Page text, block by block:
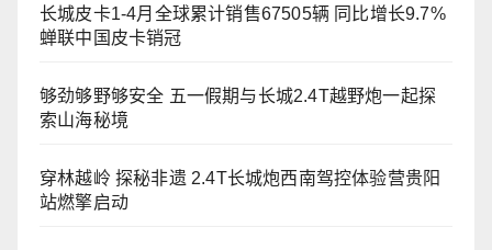
长城皮卡1-4月全球累计销售67505辆 同比增长9.7%
蝉联中国皮卡销冠
够劲够野够安全 五一假期与长城2.4T越野炮一起探
索山海秘境
穿林越岭 探秘非遗 2.4T长城炮西南驾控体验营贵阳
站燃擎启动